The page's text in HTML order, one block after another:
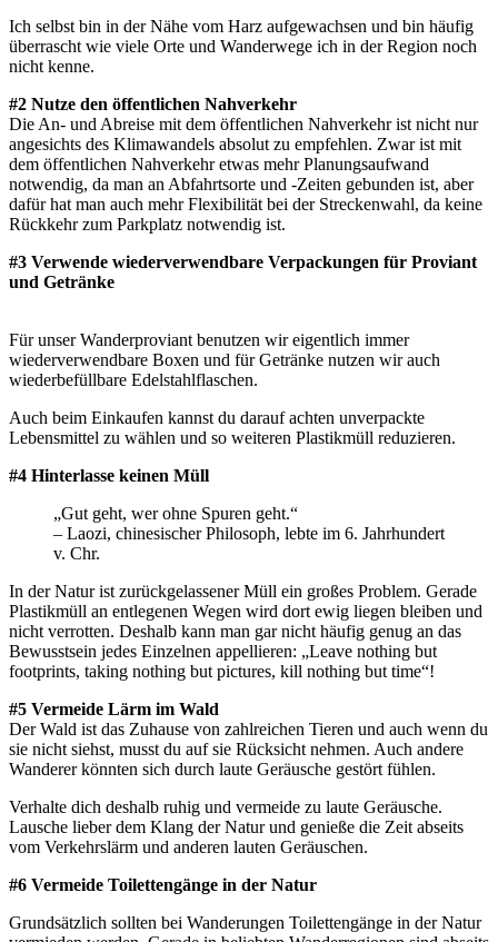
Ich selbst bin in der Nähe vom Harz aufgewachsen und bin häufig
überrascht wie viele Orte und Wanderwege ich in der Region noch
nicht kenne.
#2 Nutze den öffentlichen Nahverkehr
Die An- und Abreise mit dem öffentlichen Nahverkehr ist nicht nur
angesichts des Klimawandels absolut zu empfehlen. Zwar ist mit
dem öffentlichen Nahverkehr etwas mehr Planungsaufwand
notwendig, da man an Abfahrtsorte und -Zeiten gebunden ist, aber
dafür hat man auch mehr Flexibilität bei der Streckenwahl, da keine
Rückkehr zum Parkplatz notwendig ist.
#3 Verwende wiederverwendbare Verpackungen für Proviant
und Getränke
Für unser Wanderproviant benutzen wir eigentlich immer
wiederverwendbare Boxen und für Getränke nutzen wir auch
wiederbefüllbare Edelstahlflaschen.
Auch beim Einkaufen kannst du darauf achten unverpackte
Lebensmittel zu wählen und so weiteren Plastikmüll reduzieren.
#4 Hinterlasse keinen Müll
„Gut geht, wer ohne Spuren geht.“
– Laozi, chinesischer Philosoph, lebte im 6. Jahrhundert
v. Chr.
In der Natur ist zurückgelassener Müll ein großes Problem. Gerade
Plastikmüll an entlegenen Wegen wird dort ewig liegen bleiben und
nicht verrotten. Deshalb kann man gar nicht häufig genug an das
Bewusstsein jedes Einzelnen appellieren: „Leave nothing but
footprints, taking nothing but pictures, kill nothing but time“!
#5 Vermeide Lärm im Wald
Der Wald ist das Zuhause von zahlreichen Tieren und auch wenn du
sie nicht siehst, musst du auf sie Rücksicht nehmen. Auch andere
Wanderer könnten sich durch laute Geräusche gestört fühlen.
Verhalte dich deshalb ruhig und vermeide zu laute Geräusche.
Lausche lieber dem Klang der Natur und genieße die Zeit abseits
vom Verkehrslärm und anderen lauten Geräuschen.
#6 Vermeide Toilettengänge in der Natur
Grundsätzlich sollten bei Wanderungen Toilettengänge in der Natur